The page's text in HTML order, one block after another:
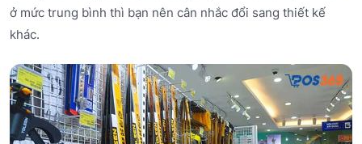
ở mức trung bình thì bạn nên cân nhắc đổi sang thiết kế
khác.